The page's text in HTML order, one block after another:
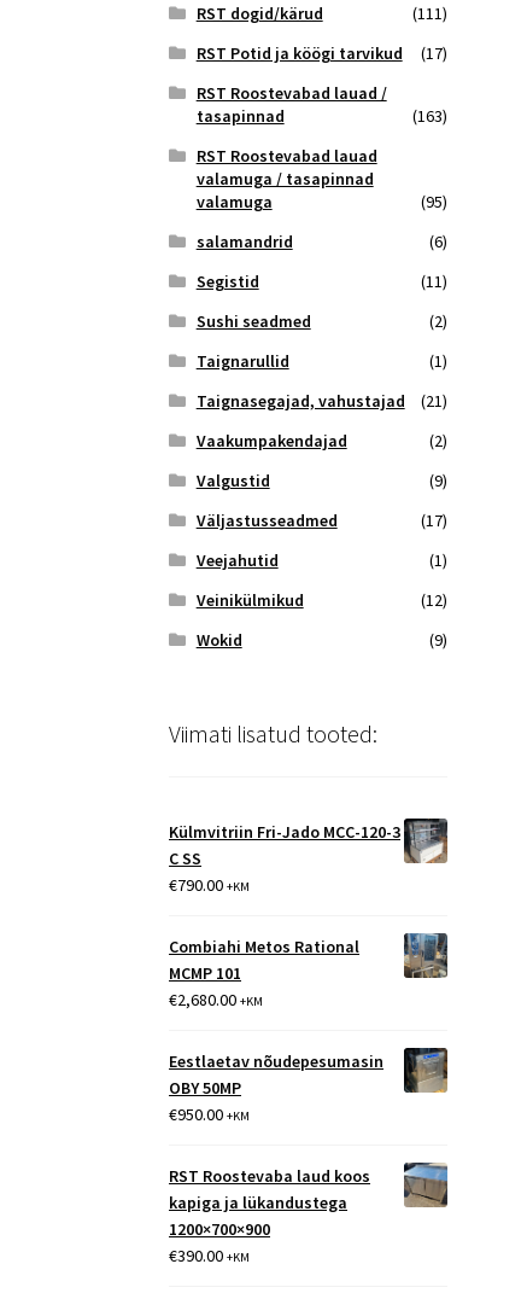
RST dogid/kärud
(111)
RST Potid ja köögi tarvikud
(17)
RST Roostevabad lauad /
tasapinnad
(163)
RST Roostevabad lauad
valamuga / tasapinnad
valamuga
(95)
salamandrid
(6)
Segistid
(11)
Sushi seadmed
(2)
Taignarullid
(1)
Taignasegajad, vahustajad
(21)
Vaakumpakendajad
(2)
Valgustid
(9)
Väljastusseadmed
(17)
Veejahutid
(1)
Veinikülmikud
(12)
Wokid
(9)
Viimati lisatud tooted:
Külmvitriin Fri-Jado MCC-120-3
C SS
€790.00 +KM
Combiahi Metos Rational
MCMP 101
€2,680.00 +KM
Eestlaetav nõudepesumasin
OBY 50MP
€950.00 +KM
RST Roostevaba laud koos
kapiga ja lükandustega
1200×700×900
€390.00 +KM